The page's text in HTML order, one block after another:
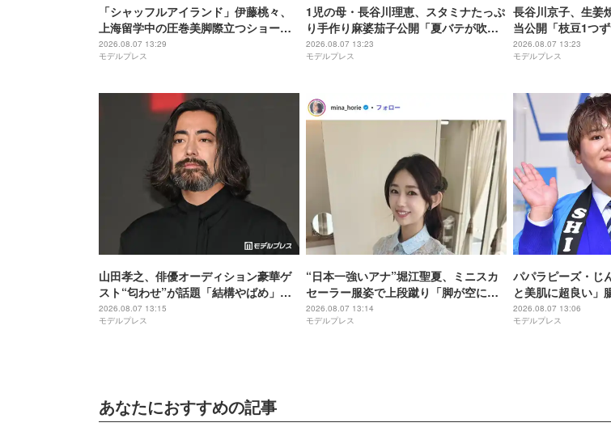
「シャッフルアイランド」伊藤桃々、
上海留学中の圧巻美脚際立つショーパ
ン姿に反響「身体の半分以上脚」「レ
ベチのスタイル」
2026.08.07 13:29
モデルプレス
1児の母・長谷川理恵、スタミナたっぷ
り手作り麻婆茄子公開「夏バテが吹っ
飛びそう」「食欲そそられる色」の声
2026.08.07 13:23
モデルプレス
長谷川京子、生姜
当公開「枝豆1つ
のマメ」「彩り綺
2026.08.07 13:23
モデルプレス
山田孝之、俳優オーディション豪華ゲ
スト“匂わせ”が話題「結構やばめ」緊
急で動画配信【THE OPEN CALL】
2026.08.07 13:15
モデルプレス
“日本一強いアナ”堀江聖夏、ミニスカ
セーラー服姿で上段蹴り「脚が空に届
きそう」「等身バランスが素晴らし
い」と反響
2026.08.07 13:14
モデルプレス
パパラピーズ・じ
と美肌に超良い」
公開「真似したい
声
2026.08.07 13:06
モデルプレス
あなたにおすすめの記事